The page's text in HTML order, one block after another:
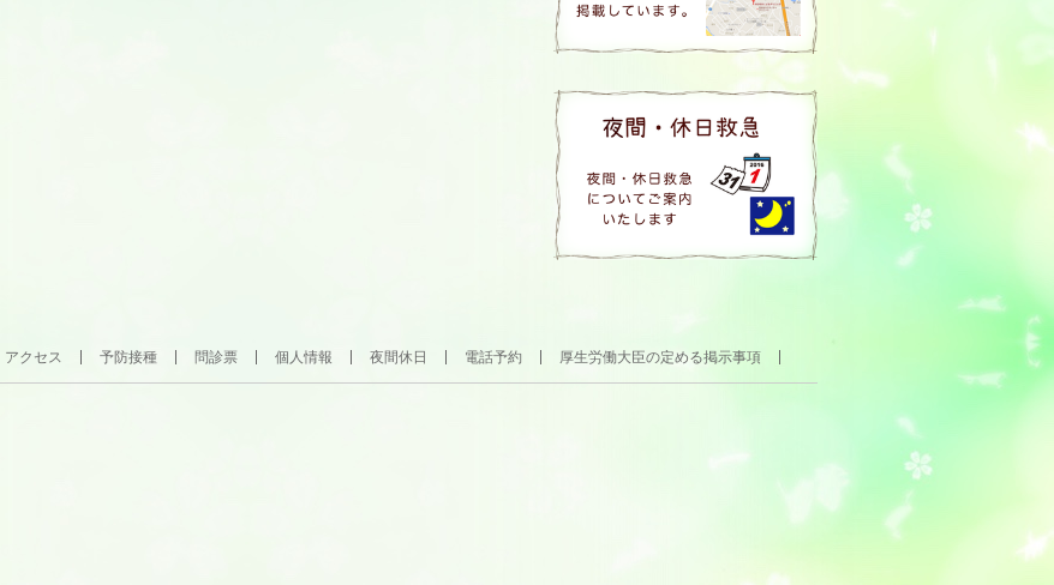
アクセス 予防接種 問診票 個人情報 夜間休日 電話予約 厚生労働大臣の定める掲示事項